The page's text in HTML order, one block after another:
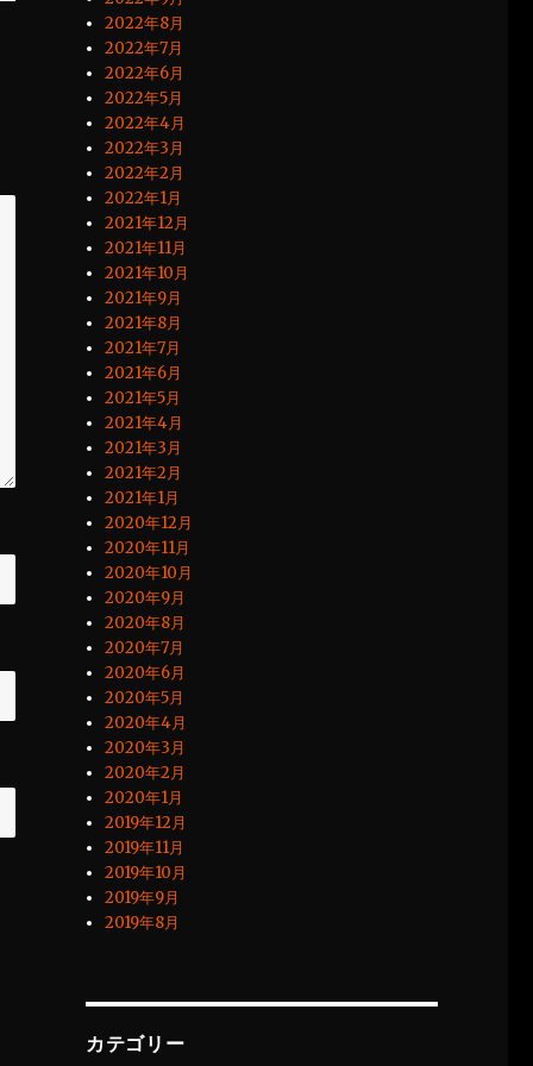
2022年8月
2022年7月
2022年6月
2022年5月
2022年4月
2022年3月
2022年2月
2022年1月
2021年12月
2021年11月
2021年10月
2021年9月
2021年8月
2021年7月
2021年6月
2021年5月
2021年4月
2021年3月
2021年2月
2021年1月
2020年12月
2020年11月
2020年10月
2020年9月
2020年8月
2020年7月
2020年6月
2020年5月
2020年4月
2020年3月
2020年2月
2020年1月
2019年12月
2019年11月
2019年10月
2019年9月
2019年8月
カテゴリー